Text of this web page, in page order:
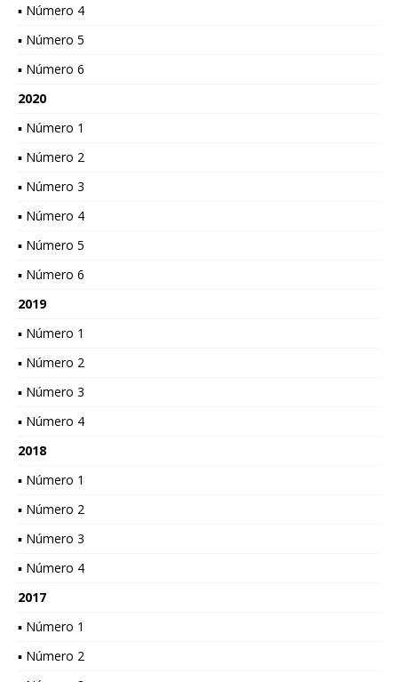
▪ Número 4
▪ Número 5
▪ Número 6
2020
▪ Número 1
▪ Número 2
▪ Número 3
▪ Número 4
▪ Número 5
▪ Número 6
2019
▪ Número 1
▪ Número 2
▪ Número 3
▪ Número 4
2018
▪ Número 1
▪ Número 2
▪ Número 3
▪ Número 4
2017
▪ Número 1
▪ Número 2